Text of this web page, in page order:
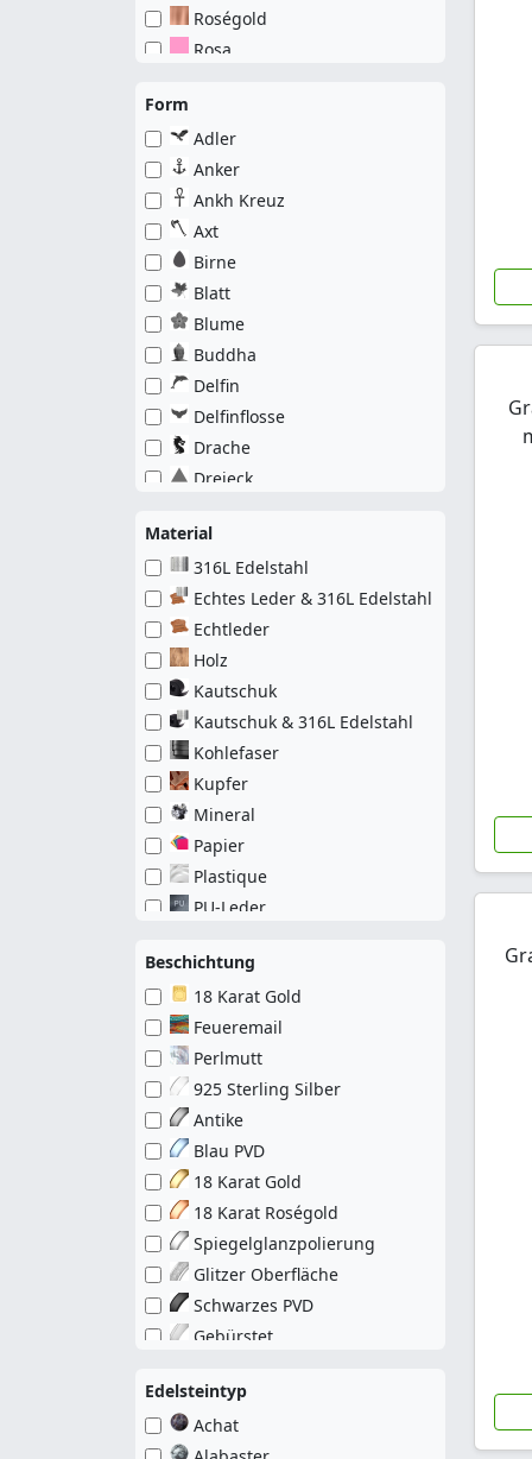
Roségold
Rosa
Schwarz
Form
Adler
Anker
Ankh Kreuz
Axt
Birne
Blatt
Blume
Buddha
Delfin
Delfinflosse
Drache
Dreieck
Elefant
Engelsflügel
Erkennungsmarke
Eule
Feder
Fisch
Frucht
Gerste
Griechisches Muster
Hai
Helm
Herz
Horoskop
Juwel
Kätzchen
Keltisches Kreuz
Klee
Klinge
Kompass
Konstellation
Kreuz
Krone
Kugel
Lebensbaum
Lilie
LOVE
Marienkäfer
Muschel
Material
316L Edelstahl
Echtes Leder & 316L Edelstahl
Echtleder
Holz
Kautschuk
Kautschuk & 316L Edelstahl
Kohlefaser
Kupfer
Mineral
Papier
Plastique
PU-Leder
Beschichtung
18 Karat Gold
Feueremail
Perlmutt
925 Sterling Silber
Antike
Blau PVD
18 Karat Gold
18 Karat Roségold
Spiegelglanzpolierung
Glitzer Oberfläche
Schwarzes PVD
Gebürstet
Edelsteintyp
Achat